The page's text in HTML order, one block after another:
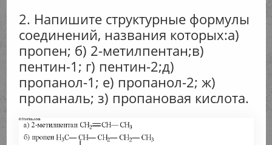
2. Напишите структурные формулы
соединений, названия которых:а)
пропен; б) 2-метилпентан;в)
пентин-1; г) пентин-2;д)
пропанол-1; е) пропанол-2; ж)
пропаналь; з) пропановая кислота.